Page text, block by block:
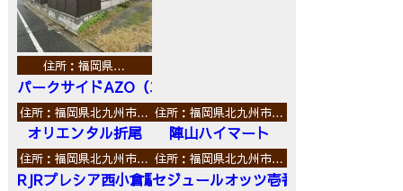
住所：福岡県…
パークサイドAZO（エーゼットオー）
住所：福岡県北九州市…
オリエンタル折尾
住所：福岡県北九州市…
陣山ハイマート
住所：福岡県北九州市…
RJRプレシア西小倉駅前
住所：福岡県北九州市…
セジュールオッツ壱番館